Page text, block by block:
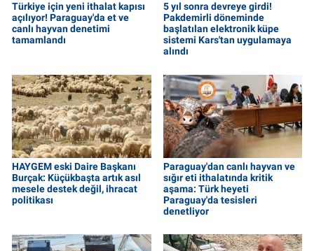
Türkiye için yeni ithalat kapısı
açılıyor! Paraguay'da et ve
canlı hayvan denetimi
tamamlandı
5 yıl sonra devreye girdi!
Pakdemirli döneminde
başlatılan elektronik küpe
sistemi Kars'tan uygulamaya
alındı
HAYGEM eski Daire Başkanı
Burçak: Küçükbaşta artık asıl
mesele destek değil, ihracat
politikası
Paraguay'dan canlı hayvan ve
sığır eti ithalatında kritik
aşama: Türk heyeti
Paraguay'da tesisleri
denetliyor